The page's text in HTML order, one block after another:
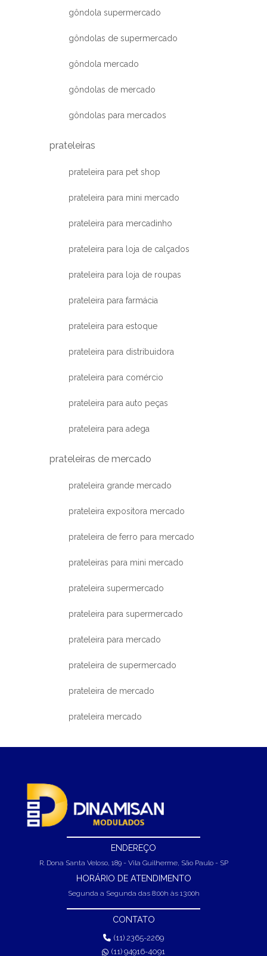
gôndola supermercado
gôndolas de supermercado
gôndola mercado
gôndolas de mercado
gôndolas para mercados
prateleiras
prateleira para pet shop
prateleira para mini mercado
prateleira para mercadinho
prateleira para loja de calçados
prateleira para loja de roupas
prateleira para farmácia
prateleira para estoque
prateleira para distribuidora
prateleira para comércio
prateleira para auto peças
prateleira para adega
prateleiras de mercado
prateleira grande mercado
prateleira expositora mercado
prateleira de ferro para mercado
prateleiras para mini mercado
prateleira supermercado
prateleira para supermercado
prateleira para mercado
prateleira de supermercado
prateleira de mercado
prateleira mercado
ENDEREÇO
R. Dona Santa Veloso, 189 - Vila Guilherme, São Paulo - SP
HORÁRIO DE ATENDIMENTO
Segunda a Segunda das 8:00h às 13:00h
CONTATO
(11) 2365-2269
(11) 94916-4091